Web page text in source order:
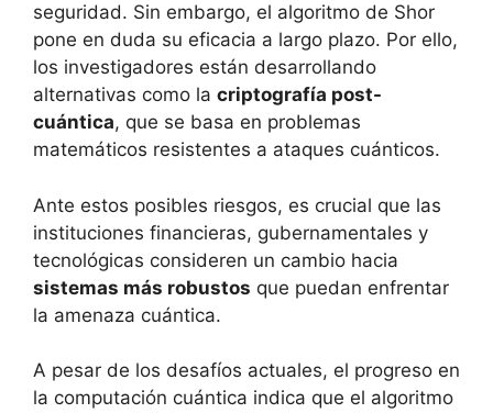
seguridad. Sin embargo, el algoritmo de Shor
pone en duda su eficacia a largo plazo. Por ello,
los investigadores están desarrollando
alternativas como la criptografía post-
cuántica, que se basa en problemas
matemáticos resistentes a ataques cuánticos.
Ante estos posibles riesgos, es crucial que las
instituciones financieras, gubernamentales y
tecnológicas consideren un cambio hacia
sistemas más robustos que puedan enfrentar
la amenaza cuántica.
A pesar de los desafíos actuales, el progreso en
la computación cuántica indica que el algoritmo